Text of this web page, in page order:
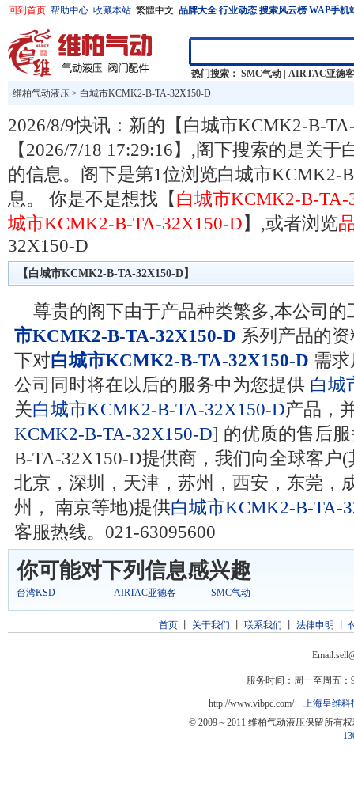
回到首页 帮助中心 收藏本站 繁體中文 品牌大全 行业动态 搜索风云榜 WAP手机
热门搜索： SMC气动
AIRTAC亚德客
维柏气动液压 > 白城市KCMK2-B-TA-32X150-D
2026/8/9快讯：新的【白城市KCMK2-B-
【2026/7/18 17:29:16】,阁下搜索的是关
的信息。阁下是第1位浏览白城市KCMK2-
息。 你是不是想找【 白城市KCMK2-B-TA-
城市KCMK2-B-TA-32X150-D 】,或者浏览
32X150-D
【白城市KCMK2-B-TA-32X150-D】
尊贵的阁下由于产品种类繁多,本公司
市KCMK2-B-TA-32X150-D 系列产品的
下对白城市KCMK2-B-TA-32X150-D 需
公司同时将在以后的服务中为您提供 白城
关白城市KCMK2-B-TA-32X150-D产品，
KCMK2-B-TA-32X150-D] 的优质的售后
B-TA-32X150-D提供商，我们向全球客户
北京，深圳，天津，苏州，西安，东莞，
州， 南京等地)提供白城市KCMK2-B-TA-
客服热线。021-63095600
你可能对下列信息感兴趣
台湾KSD AIRTAC亚德客 SMC气动
首页丨 关于我们 联系我们 法律申明
服务时间：周一至周五：
http://www.vibpc.com/ 上海皇维科
© 2009～2011 维柏气动液压保留所有